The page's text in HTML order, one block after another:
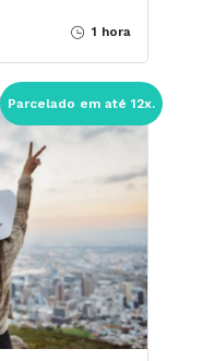
1 hora
Parcelado em até 12x.